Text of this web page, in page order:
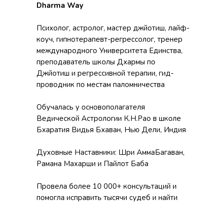
Dharma Way
Психолог, астролог, мастер джйотиш, лайф-
коуч, гипнотерапевт-регрессолог, тренер
международного Университета Единства,
преподаватель школы Дхармы по
Джйотиш и регрессивной терапии, гид-
проводник по местам паломничества
Обучалась у основополагателя
Ведической Астрологии К.Н.Рао в школе
Бхаратия Видья Бхаван, Нью Дели, Индия
Духовные Наставники: Шри АммаБагаван,
Рамана Махарши и Пайлот Баба
Провела более 10 000+ консультаций и
помогла исправить тысячи судеб и найти